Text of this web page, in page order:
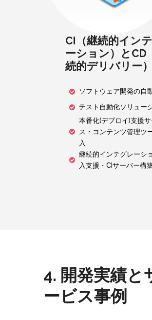
CI（継続的イン
ーション）とCD
続的デリバリー）
ソフトウェア開発の自
テスト自動化ソリュー
本番化(デプロイ)支援
ス・コンテンツ管理ツ
入
継続的インテグレーシ
入支援・CIサーバー構
4. 開発実績と
ービス事例